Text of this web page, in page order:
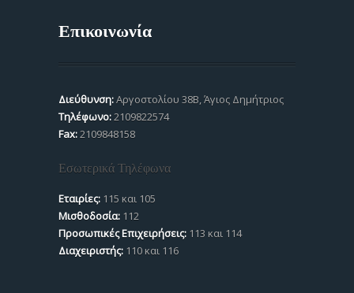
Επικοινωνία
Διεύθυνση:Αργοστολίου 38Β, Άγιος Δημήτριος
Τηλέφωνο:2109822574
Fax:2109848158
Εσωτερικά Τηλέφωνα
Εταιρίες: 115 και 105
Μισθοδοσία: 112
Προσωπικές Επιχειρήσεις: 113 και 114
Διαχειριστής: 110 και 116